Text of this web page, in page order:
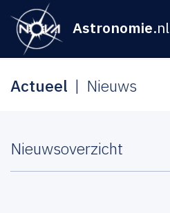
Astronomie.nl
Actueel Nieuws
Nieuwsoverzicht